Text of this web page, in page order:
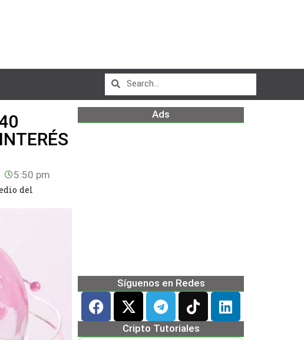
5:50 pm
del
Ads
Síguenos en Redes
Cripto Tutoriales